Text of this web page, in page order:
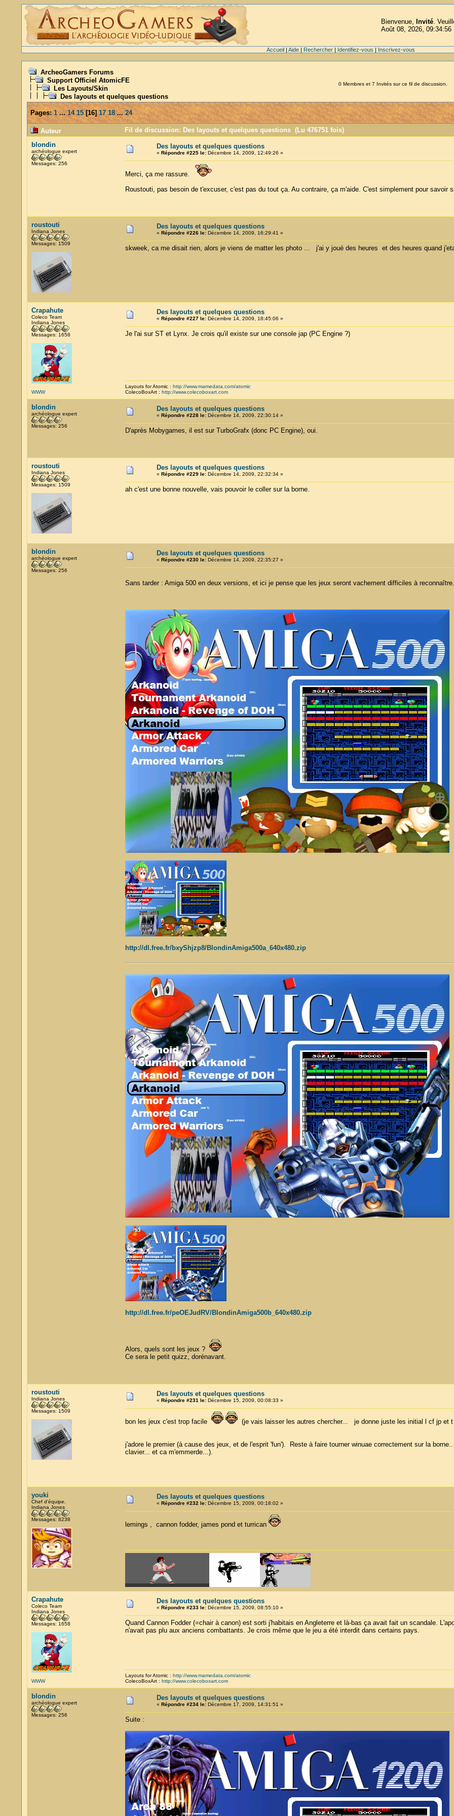
Bienvenue, Invité.
Août 08, 2026, 09:34:56
Accueil| Aide| Rechercher| Identifiez-vous | Inscrivez-vous
ArcheoGamers Forums
Support Officiel AtomicFE
Les Layouts/Skin
Des layouts et quelques questions
0 Membres et 7 Invités sur ce fil de discussion.
Pages: 1 ...14 15[16]17 18 ... 24
Auteur
Fil de discussion: Des layouts et quelques questions (Lu 476751 fois)
blondin
archéologue expert
Messages: 256
Des layouts et quelques questions
« Répondre #225 le:Décembre 14, 2009, 12:49:26 »
Merci, ça me rassure.
Roustouti, pas besoin de t'excuser, c'est pas du tout ça. Au contraire, ça m'aide. C'est simplement pour savoir
roustouti
Indiana Jones
Messages: 1509
Des layouts et quelques questions
« Répondre #226 le:Décembre 14, 2009, 16:29:41 »
skweek, ca me disait rien, alors je viens de matter les photo ... j'ai y joué des heures et des heures quand
Crapahute
Coleco Team
Indiana Jones
Messages: 1658
WWW
Des layouts et quelques questions
« Répondre #227 le:Décembre 14, 2009, 18:45:06 »
Je l'ai sur ST et Lynx. Je crois qu'il existe sur une console jap (PC Engine ?)
Layouts for Atomic : http://www.mamedata.com/atomic
ColecoBoxArt : http://www.colecoboxart.com
blondin
archéologue expert
Messages: 256
Des layouts et quelques questions
« Répondre #228 le:Décembre 14, 2009, 22:30:14 »
D'après Mobygames, il est sur TurboGrafx (donc PC Engine), oui.
roustouti
Indiana Jones
Messages: 1509
Des layouts et quelques questions
« Répondre #229 le:Décembre 14, 2009, 22:32:34 »
ah c'est une bonne nouvelle, vais pouvoir le coller sur la borne.
blondin
archéologue expert
Messages: 256
Des layouts et quelques questions
« Répondre #230 le:Décembre 14, 2009, 22:35:27 »
Sans tarder : Amiga 500 en deux versions, et ici je pense que les jeux seront vachement difficiles à reconnaître.
http://dl.free.fr/bxyShjzp8/BlondinAmiga500a_640x480.zip
http://dl.free.fr/peOEJudRV/BlondinAmiga500b_640x480.zip
Alors, quels sont les jeux ?
Ce sera le petit quizz, dorénavant.
roustouti
Indiana Jones
Messages: 1509
Des layouts et quelques questions
« Répondre #231 le:Décembre 15, 2009, 00:08:33 »
bon les jeux c'est trop facile (je vais laisser les autres chercher... je donne juste les initial l cf jp et t
j'adore le premier (à cause des jeux, et de l'esprit 'fun'). Reste à faire tourner winuae correctement sur la
clavier... et ca m'emmerde...).
youki
Chef d'équipe.
Indiana Jones
Messages: 8238
Des layouts et quelques questions
« Répondre #232 le:Décembre 15, 2009, 00:18:02 »
lemings , cannon fodder, james pond et turrican
Crapahute
Coleco Team
Indiana Jones
Messages: 1658
WWW
Des layouts et quelques questions
« Répondre #233 le:Décembre 15, 2009, 08:55:10 »
Quand Cannon Fodder (=chair à canon) est sorti j'habitais en Angleterre et là-bas ça avait fait un scandale.
n'avait pas plu aux anciens combattants. Je crois même que le jeu a été interdit dans certains pays.
Layouts for Atomic : http://www.mamedata.com/atomic
ColecoBoxArt : http://www.colecoboxart.com
blondin
archéologue expert
Messages: 256
Des layouts et quelques questions
« Répondre #234 le:Décembre 17, 2009, 14:31:51 »
Suite :